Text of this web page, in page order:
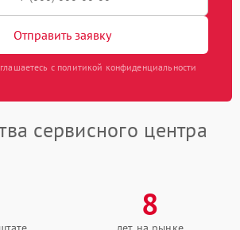
Отправить заявку
с политикой конфиденциальности
сервисного центра
8